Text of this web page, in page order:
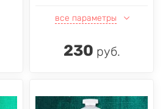
все параметры
230 руб.